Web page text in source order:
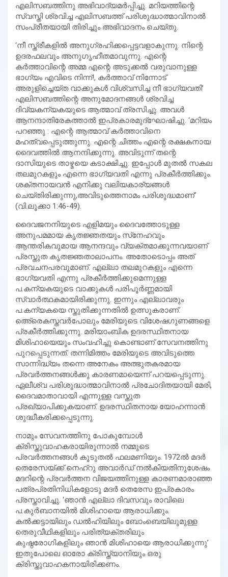
എലിസബത്തിനു അഭിവാദ്യമര്‍പ്പിച്ചു. മറിയത്തിന്റെ
സ്വസ്തി ശ്രവിച്ച എലിസബത്ത് പരിശുദ്ധാത്മാവിനാല്‍
സംപ്രീതയായി തിരിച്ചും അഭിവാദനം ചെയ്തു.
‘നീ സ്ത്രീകളില്‍ അനുഗ്രഹിക്കപ്പെട്ടവളാകുന്നു. നിന്റെ
ഉദരഫലവും അനുഗൃഹീതമാവുന്നു. എന്റെ
കര്‍ത്താവിന്റെ അമ്മ എന്റെ അടുക്കല്‍ വരുവാനുള്ള
ഭാഗ്യം എവിടെ നിന്ന്!, കര്‍ത്താവ് നിന്നോട്
അരുളിച്ചെയ്ത വാക്കുകള്‍ വിശ്വസിച്ച നീ ഭാഗ്യവതി’
എലിസബത്തിന്റെ അനുമോദനങ്ങള്‍ ശ്രവിച്ച
ദിവ്യകന്യകയുടെ ആത്മാവ് ത്രസിച്ചു. അവള്‍
ആനന്ദാതിരേകത്താല്‍ ഇപ്രകാരമുദ്‌ഘോഷിച്ചു. ‘മറിയം
പറഞ്ഞു : എന്റെ ആത്മാവ് കര്‍ത്താവിനെ
മഹത്വപ്പെടുത്തുന്നു. എന്റെ ചിത്തം എന്റെ രക്ഷകനായ
ദൈവത്തില്‍ ആനന്ദിക്കുന്നു. അവിടുന്ന് തന്റെ
ദാസിയുടെ താഴ്മയെ കടാക്ഷിച്ചു. ഇപ്പോള്‍ മുതല്‍ സകല
തലമുറകളും എന്നെ ഭാഗ്യവതി എന്നു പ്രകീര്‍ത്തിക്കും.
ശക്തനായവന്‍ എനിക്കു വലിയകാര്യങ്ങള്‍
ചെയ്തിരിക്കുന്നു,അവിടുത്തെനാമം പരിശുദ്ധമാണ്’
(വി.ലൂക്കാ 1:46-49).
ദൈവജനനിയുടെ എളിമയും ദൈവത്തോടുള്ള
അനുപമമായ കൃതജ്ഞതയും സ്‌നേഹവും
ആന്തരികവുമായ ആനന്ദവും വ്യക്തമാക്കുന്നവയാണ്
പ്രസ്തുത കൃതജ്ഞതാലാപനം. അതോടൊപ്പം അത്
പ്രവചനപരവുമാണ്. എല്ലാ തലമുറകളും എന്നെ
ഭാഗ്യവതി എന്നു പ്രകീര്‍ത്തിക്കുമെന്നുള്ള
പ.കന്യകയുടെ വാക്കുകള്‍ പരിപൂര്‍ണ്ണമായി
സ്വാര്‍ത്ഥകമായിരിക്കുന്നു. ഇന്നും എല്ലാവരും
പ.കന്യകയെ സ്തുതിക്കുന്നതില്‍ ഉത്സുകരാണ്.
അെ്രെകസ്തവര്‍പോലും മേരിയുടെ വിശേഷഗുണങ്ങളെ
പ്രകീര്‍ത്തിക്കുന്നു. മരിയാംബിക ഉദരസ്ഥിതനായ
മിശിഹായെയും സംവഹിച്ചു കൊണ്ടാണ് സേവനത്തിനു
പുറപ്പെടുന്നത്. തന്നിമിത്തം മേരിയുടെ അവിടുത്തെ
സാന്നിദ്ധ്യം തന്നെ അനേകം അത്ഭുതകരമായ
പ്രവര്‍ത്തനങ്ങള്‍ക്കു കാരണമായെന്ന് പറയപ്പെടുന്നു.
ഏലീശ്വ പരിശുദ്ധാത്മാവിനാല്‍ പ്രചോദിതയായി മേരി,
ദൈവമാതാവായി എന്നുള്ള വസ്തുത
പ്രഖ്യാപിക്കുകയാണ്. ഉദരസ്ഥിതനായ യോഹന്നാന്‍
ശുദ്ധീകരിക്കപ്പെടുന്നു.
നാമും സേവനത്തിനു പോകുമ്പോള്‍
ക്രിസ്തുവാഹകരായിരുന്നാല്‍ നമ്മുടെ
പ്രവര്‍ത്തനങ്ങള്‍ കൂടുതല്‍ ഫലമണിയും. 1972ല്‍ മദര്‍
തെരേസയ്ക്ക് നെഹ്‌റു അവാര്‍ഡ് നല്‍കിയതിനുശേഷം
മദറിന്റെ പ്രവര്‍ത്തന വിജയത്തിനുള്ള കാരണമാരാഞ്ഞ
പത്രപ്രതിനിധികളോടു മദര്‍ തെരേസ ഇപ്രകാരം
പ്രസ്താവിച്ചു. ‘ഞാന്‍ എല്ലാ ദിവസവും രാവിലെ
പ.കുര്‍ബാനയില്‍ മിശിഹായെ ആരാധിക്കും.
കല്‍ക്കട്ടായിലും ഡല്‍ഹിയിലും ബോംബെയിലുമുള്ള
തെരുവീഥികളിലും പരിത്യക്തരിലും
കുഷ്ഠരോഗികളിലും ഞാന്‍ മിശിഹായെ ആരാധിക്കുന്നു’
ഇതുപോലെ ഓരോ ക്രിസ്ത്യാനിയും ഒരു
ക്രിസ്തുവാഹകനായിരിക്കണം.